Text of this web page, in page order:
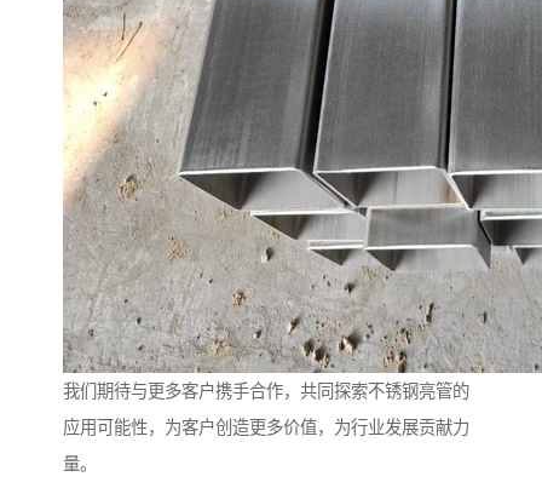
我们期待与更多客户携手合作，共同探索不锈钢亮管的
应用可能性，为客户创造更多价值，为行业发展贡献力
量。